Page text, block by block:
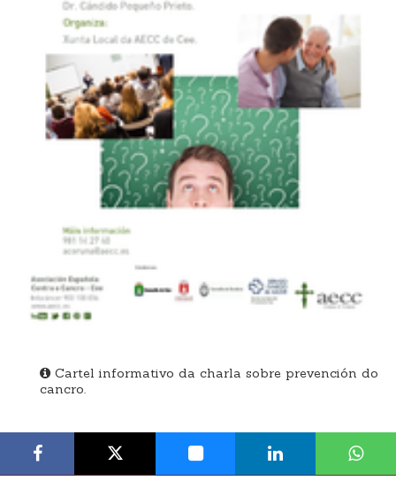
Cartel informativo da charla sobre prevención do
cancro.